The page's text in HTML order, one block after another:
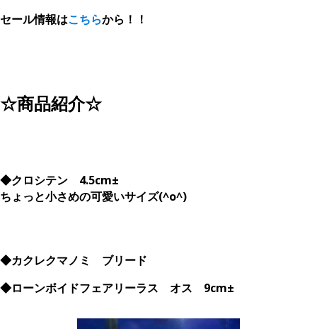
セール情報はこちらから！！
☆商品紹介☆
◆クロシテン 4.5cm±
ちょっと小さめの可愛いサイズ(^o^)
◆カクレクマノミ ブリード
◆ローンボイドフェアリーラス オス 9cm±